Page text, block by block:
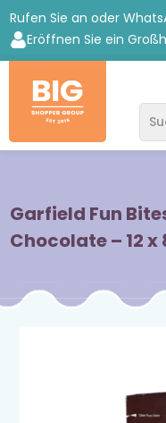
Rufen Sie an oder
Eröffnen Sie ein
Bigshopper
Group
Garfield Fun
Chocolate – 12 x